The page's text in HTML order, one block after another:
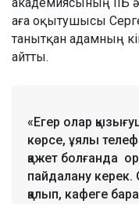
академиясының ІІБ
аға оқытушысы
танытқан адамның
айтты.
«Егер олар
көрсе, ұялы
қажет болғанда
пайдалану керек.
қалып, кафеге